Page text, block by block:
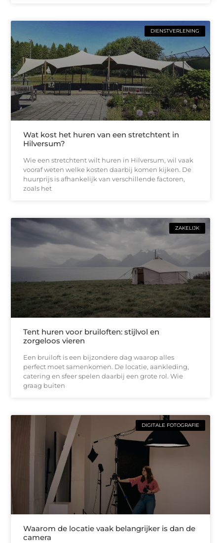
DIENSTVERLENING
Wat kost het huren van een stretchtent in
Hilversum?
Wie een stretchtent wilt huren in Hilversum, wil vaak
vooraf weten welke kosten daarbij komen kijken. De
huurprijs is afhankelijk van verschillende factoren,
zoals het
ZAKELIJK
Tent huren voor bruiloften: stijlvol en
zorgeloos vieren
Een bruiloft is een bijzondere dag waarop alles
perfect moet samenkomen. De locatie, aankleding,
catering en sfeer spelen daarbij een grote rol. Wie
graag buiten
DIGITALE FOTOGRAFIE
Waarom de locatie vaak belangrijker is dan de
camera